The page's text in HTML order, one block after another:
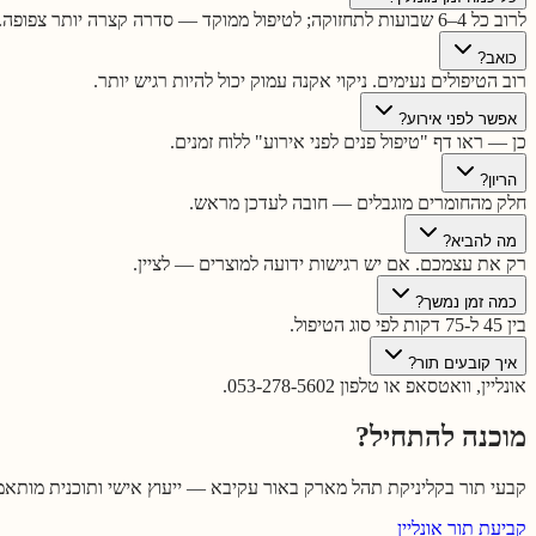
לרוב כל 4–6 שבועות לתחזוקה; לטיפול ממוקד — סדרה קצרה יותר צפופה.
כואב?
רוב הטיפולים נעימים. ניקוי אקנה עמוק יכול להיות רגיש יותר.
אפשר לפני אירוע?
כן — ראו דף "טיפול פנים לפני אירוע" ללוח זמנים.
הריון?
חלק מהחומרים מוגבלים — חובה לעדכן מראש.
מה להביא?
רק את עצמכם. אם יש רגישות ידועה למוצרים — לציין.
כמה זמן נמשך?
בין 45 ל-75 דקות לפי סוג הטיפול.
איך קובעים תור?
אונליין, וואטסאפ או טלפון 053-278-5602.
מוכנה להתחיל?
קבעי תור בקליניקת תהל מארק באור עקיבא — ייעוץ אישי ותוכנית
קביעת תור אונליין